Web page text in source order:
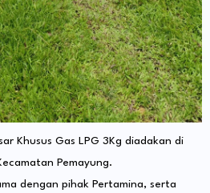
Khusus Gas LPG 3Kg diadakan di
Pemayung.
dengan pihak Pertamina, serta